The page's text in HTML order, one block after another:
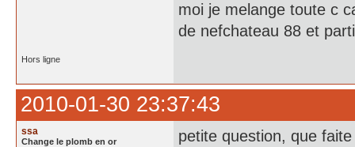
moi je melange toute c
de nefchateau 88 et
Hors ligne
2010-01-30 23:37:43
ssa
Change le plomb en or
petite question, que